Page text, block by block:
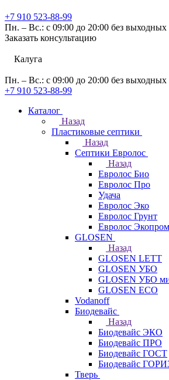
+7 910 523-88-99
Пн. – Вс.: с 09:00 до 20:00 без выходных
Заказать консультацию
Калуга
Пн. – Вс.: с 09:00 до 20:00 без выходных
+7 910 523-88-99
Каталог
Назад
Пластиковые септики
Назад
Септики Евролос
Назад
Евролос Био
Евролос Про
Удача
Евролос Эко
Евролос Грунт
Евролос Экопром
GLOSEN
Назад
GLOSEN LETT
GLOSEN УБО
GLOSEN УБО
GLOSEN ECO
Vodanoff
Биодевайс
Назад
Биодевайс ЭКО
Биодевайс ПРО
Биодевайс ГОСТ
Биодевайс
Тверь